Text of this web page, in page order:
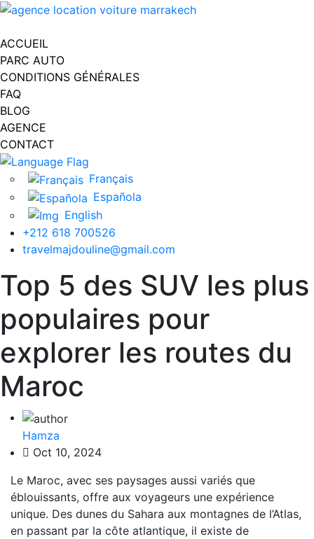
Toggle navigation
ACCUEIL
PARC AUTO
CONDITIONS GÉNÉRALES
FAQ
BLOG
AGENCE
CONTACT
Français
Española
English
+212 618 700526
travelmajdouline@gmail.com
Top 5 des SUV les plus
populaires pour
explorer les routes du
Maroc
Hamza
Oct 10, 2024
Le Maroc, avec ses paysages aussi variés que
éblouissants, offre aux voyageurs une expérience
unique. Des dunes du Sahara aux montagnes de l’Atlas,
en passant par la côte atlantique, il existe de